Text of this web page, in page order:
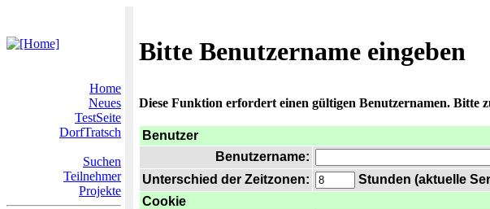
Bitte Benutzername eingeben
Home
Neues
TestSeite
DorfTratsch
Suchen
Teilnehmer
Projekte
Diese Funktion erfordert einen gültigen Benutzernamen. Bitte
Benutzer
Benutzername:
Unterschied der Zeitzonen:
Stunden (aktuelle
Cookie